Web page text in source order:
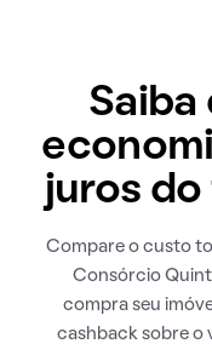
Saiba
juros
Compare o custo
Consórcio
compra seu
cashback sobre o